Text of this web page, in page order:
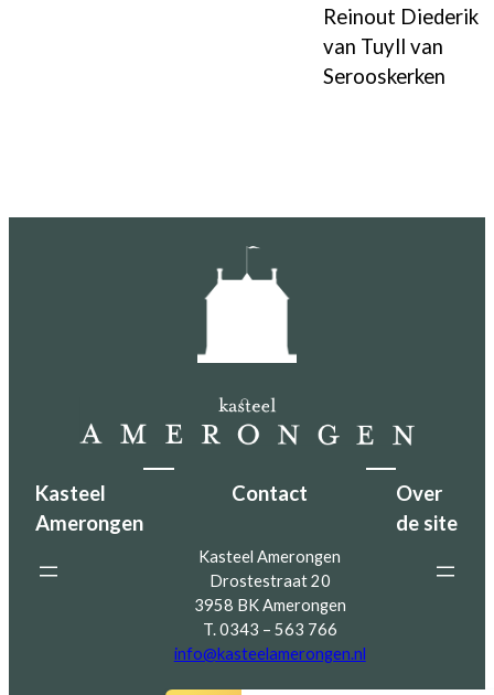
Reinout Diederik
van Tuyll van
Serooskerken
Kasteel
Amerongen
Contact
Kasteel Amerongen
Drostestraat 20
3958 BK Amerongen
T. 0343 – 563 766
info@kasteelamerongen.nl
Over
de site